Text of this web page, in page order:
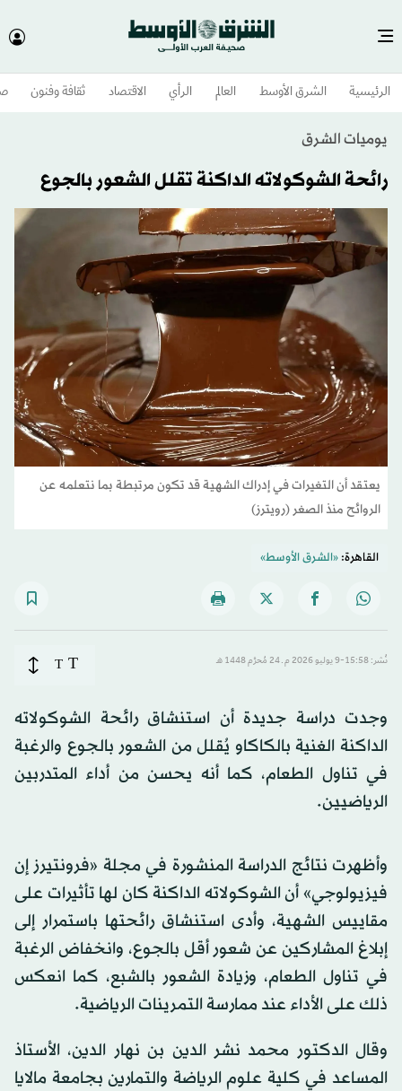
الرئيسية الشرق الأوسط​ العالم الرأي الاقتصاد ثقافة وفنون
يوميات الشرق
رائحة الشوكولاته الداكنة تقلل الشعور بالجوع
يعتقد أن التغيرات في إدراك الشهية قد تكون مرتبطة بما نتعلمه عن
الروائح منذ الصغر (رويترز)
القاهرة:«الشرق الأوسط»
نُشر: 15:58-9 يوليو 2026 م ـ 24 مُحرَّم 1448 هـ T
T
وجدت دراسة جديدة أن استنشاق رائحة الشوكولاته
الداكنة الغنية بالكاكاو يُقلل من الشعور بالجوع والرغبة
في تناول الطعام، كما أنه يحسن من أداء المتدربين
الرياضيين.
وأظهرت نتائج الدراسة المنشورة في مجلة «فرونتيرز إن
فيزيولوجي» أن الشوكولاته الداكنة كان لها تأثيرات على
مقاييس الشهية، وأدى استنشاق رائحتها باستمرار إلى
إبلاغ المشاركين عن شعور أقل بالجوع، وانخفاض الرغبة
في تناول الطعام، وزيادة الشعور بالشبع، كما انعكس
ذلك على الأداء عند ممارسة التمرينات الرياضية.
وقال الدكتور محمد نشر الدين بن نهار الدين، الأستاذ
المساعد في كلية علوم الرياضة والتمارين بجامعة مالايا